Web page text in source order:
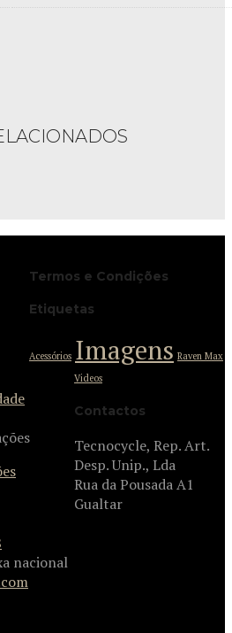
Termos e Condições
Etiquetas
Acessórios Imagens Raven Max
Videos
Contactos
Tecnocycle, Rep. Art.
Desp. Unip., Lda
Rua da Pousada A1
Gualtar
nacional